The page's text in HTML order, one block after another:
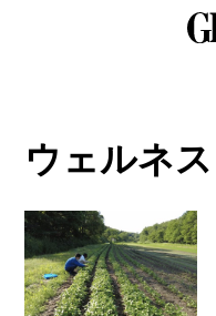
ウェルネス